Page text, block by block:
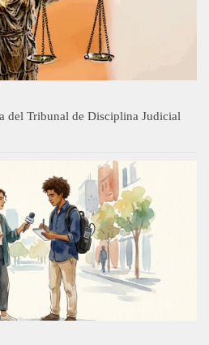
del Tribunal de Disciplina Judicial